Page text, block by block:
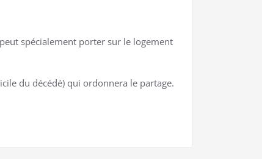
spécialement porter sur le logement
du décédé) qui ordonnera le partage.